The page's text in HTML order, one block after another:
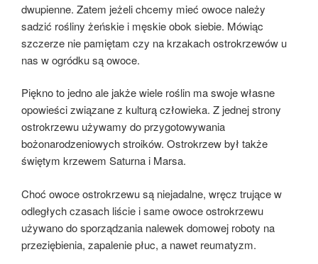
dwupienne. Zatem jeżeli chcemy mieć owoce należy
sadzić rośliny żeńskie i męskie obok siebie. Mówiąc
szczerze nie pamiętam czy na krzakach ostrokrzewów u
nas w ogródku są owoce.
Piękno to jedno ale jakże wiele roślin ma swoje własne
opowieści związane z kulturą człowieka. Z jednej strony
ostrokrzewu używamy do przygotowywania
bożonarodzeniowych stroików. Ostrokrzew był także
świętym krzewem Saturna i Marsa.
Choć owoce ostrokrzewu są niejadalne, wręcz trujące w
odległych czasach liście i same owoce ostrokrzewu
używano do sporządzania nalewek domowej roboty na
przeziębienia, zapalenie płuc, a nawet reumatyzm.